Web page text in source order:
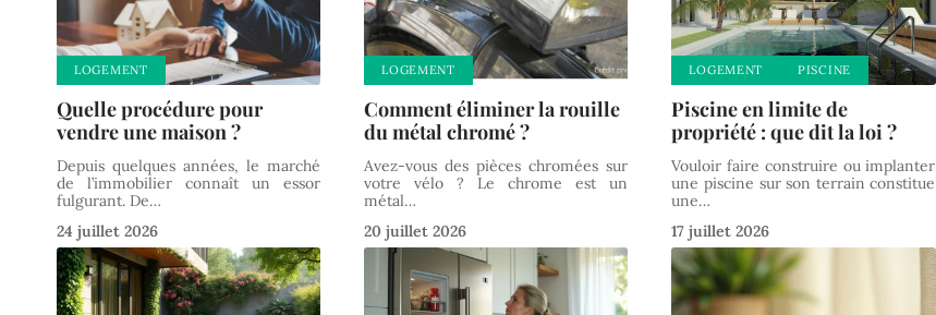
LOGEMENT
Quelle procédure pour
vendre une maison ?
Depuis quelques années, le marché
de l’immobilier connaît un essor
fulgurant. De…
24 juillet 2026
LOGEMENT
Comment éliminer la rouille
du métal chromé ?
Avez-vous des pièces chromées sur
votre vélo ? Le chrome est un
métal…
20 juillet 2026
LOGEMENT PISCINE
Piscine en limite de
propriété : que dit la loi ?
Vouloir faire construire ou implanter
une piscine sur son terrain constitue
une…
17 juillet 2026